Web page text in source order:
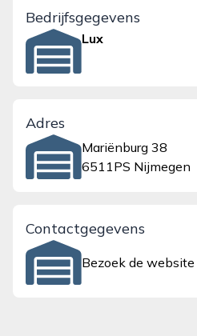
Bedrijfsgegevens
Lux
Adres
Mariënburg 38
6511PS Nijmegen
Contactgegevens
Bezoek de website